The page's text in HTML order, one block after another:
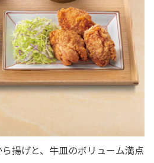
揚げと、牛皿のボリューム満点